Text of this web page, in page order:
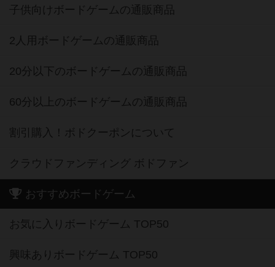
子供向けボードゲームの通販商品
2人用ボードゲームの通販商品
20分以下のボードゲームの通販商品
60分以上のボードゲームの通販商品
割引購入！ボドクーポンについて
クラウドファンディング ボドファン
おすすめボードゲーム
お気に入りボードゲーム TOP50
興味ありボードゲーム TOP50